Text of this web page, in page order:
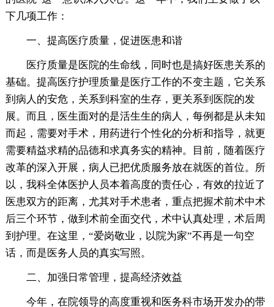
下几项工作：
一、提高医疗质量，促进医患和谐
医疗质量是医院的生命线，同时也是搞好医患关系的
基础。提高医疗护理质量是医疗工作的不变主题，它关系
到病人的安危，关系到科室的生存，更关系到医院的发
展。而且，医生面对的是活生生的病人，每例都是从未知
而起，需要对手术，用药进行个性化的分析和指导，就更
需要精益求精的品德和求真务实的精神。目前，随着医疗
改革的深入开展，病人已把优质服务放在就医的首位。所
以，我科全体医护人员本着高度的责任心，有效的拉近了
医患双方的距离，尤其对手术患者，重点把握术前术中术
后三个环节，做到术前全面交代，术中认真处理，术后周
到护理。在这里，“爱岗敬业，以院为家”不再是一句空
话，而是医务人员的真实写照。
二、加强日常管理，提高经济效益
今年，在院领导的高度重视和医务科市场开发办的带